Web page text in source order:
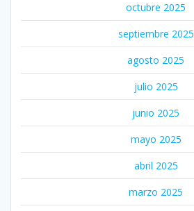
octubre 2025
septiembre 2025
agosto 2025
julio 2025
junio 2025
mayo 2025
abril 2025
marzo 2025